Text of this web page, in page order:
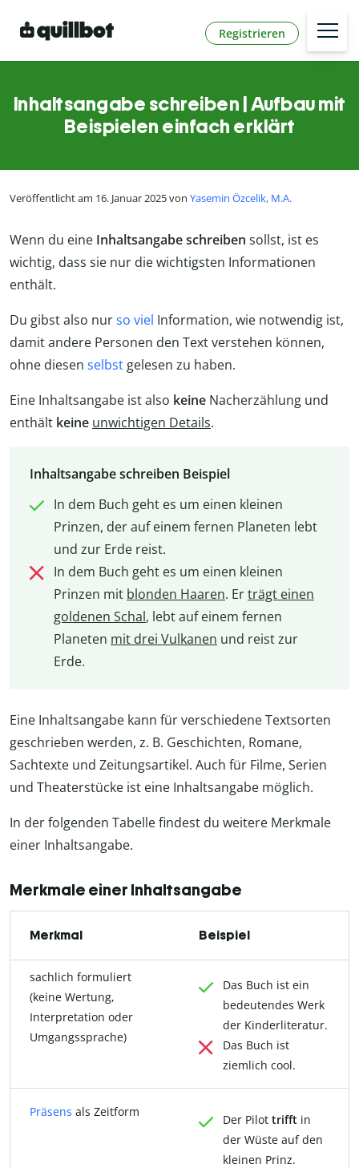
Registrieren
Inhaltsangabe schreiben | Aufbau mit
Beispielen einfach erklärt
Veröffentlicht am 16. Januar 2025 von Yasemin Özcelik, M.A.
Wenn du eine Inhaltsangabe schreiben sollst, ist es
wichtig, dass sie nur die wichtigsten Informationen
enthält.
Du gibst also nurso viel Information, wie notwendig ist,
damit andere Personen den Text verstehen können,
ohne diesen selbst gelesen zu haben.
Eine Inhaltsangabe ist also keine Nacherzählung und
enthält keine unwichtigen Details.
Inhaltsangabe schreiben Beispiel
In dem Buch geht es um einen kleinen
Prinzen, der auf einem fernen Planeten lebt
und zur Erde reist.
In dem Buch geht es um einen kleinen
Prinzen mit blonden Haaren. Erträgt einen
goldenen Schal, lebt auf einem fernen
Planeten mit drei Vulkanen und reist zur
Erde.
Eine Inhaltsangabe kann für verschiedene Textsorten
geschrieben werden, z. B. Geschichten, Romane,
Sachtexte und Zeitungsartikel. Auch für Filme, Serien
und Theaterstücke ist eine Inhaltsangabe möglich.
In der folgenden Tabelle findest du weitere Merkmale
einer Inhaltsangabe.
Merkmale einer Inhaltsangabe
Merkmal Beispiel
sachlich formuliert
(keine Wertung,
Interpretation oder
Umgangssprache)
Das Buch ist ein
bedeutendes Werk
der Kinderliteratur.
Das Buch ist
ziemlich cool.
Präsens als Zeitform
Der Pilot trifft in
der Wüste auf den
kleinen Prinz.